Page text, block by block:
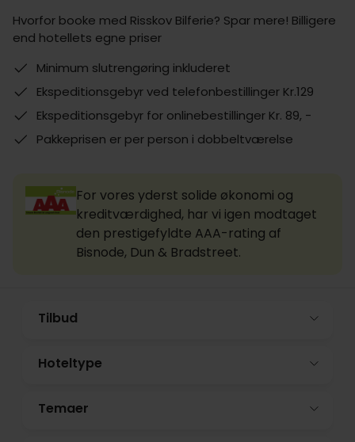
Hvorfor booke med Risskov Bilferie? Spar mere! Billigere
end hotellets egne priser
Minimum slutrengøring inkluderet
Ekspeditionsgebyr ved telefonbestillinger Kr.129
Ekspeditionsgebyr for onlinebestillinger Kr. 89, -
Pakkeprisen er per person i dobbeltværelse
For vores yderst solide økonomi og
kreditværdighed, har vi igen modtaget
den prestigefyldte AAA-rating af
Bisnode, Dun & Bradstreet.
Tilbud
Hoteltype
Temaer